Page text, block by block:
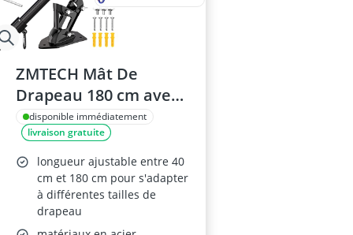
ZMTECH Mât De
Drapeau 180 cm avec
Support Noir
disponible immédiatement
livraison gratuite
longueur ajustable entre 40
cm et 180 cm pour s'adapter
à différentes tailles de
drapeau